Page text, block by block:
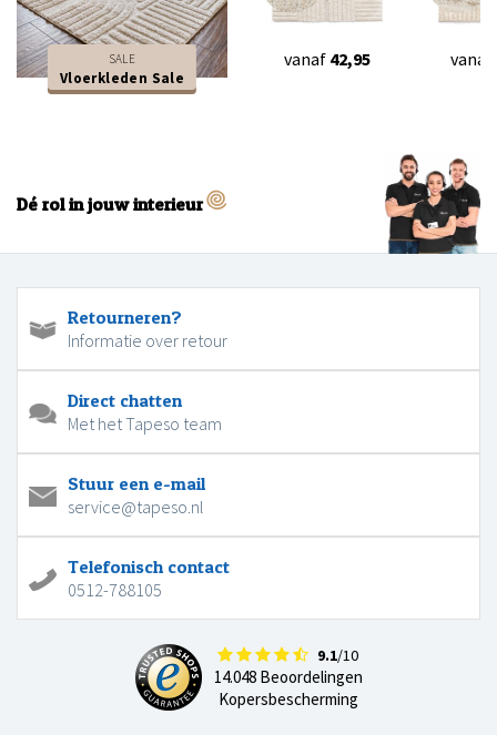
SALE
Vloerkleden Sale
vanaf 42,95 vanaf
Dé rol in jouw interieur
Retourneren?
Informatie over retour
Direct chatten
Met het Tapeso team
Stuur een e-mail
service@tapeso.nl
Telefonisch contact
0512-788105
9.1/10
14.048 Beoordelingen
Kopersbescherming